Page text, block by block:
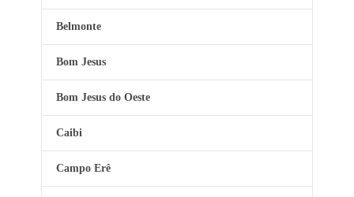
Belmonte
Bom Jesus
Bom Jesus do Oeste
Caibi
Campo Erê